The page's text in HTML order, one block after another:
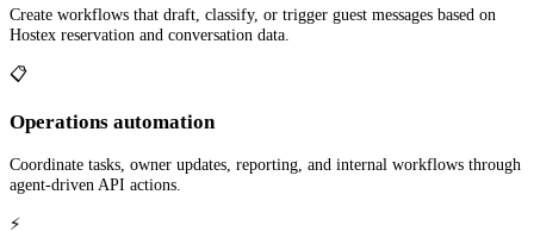
Create workflows that draft, classify, or trigger guest messages based on
Hostex reservation and conversation data.
📋
Operations automation
Coordinate tasks, owner updates, reporting, and internal workflows through
agent-driven API actions.
⚡